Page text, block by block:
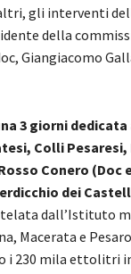
gli interventi
della
Giangiacomo
3 giorni
Colli Pesaresi,
Conero (Doc
dei
dall’Istituto
Macerata e
i 230 mila ettolitri